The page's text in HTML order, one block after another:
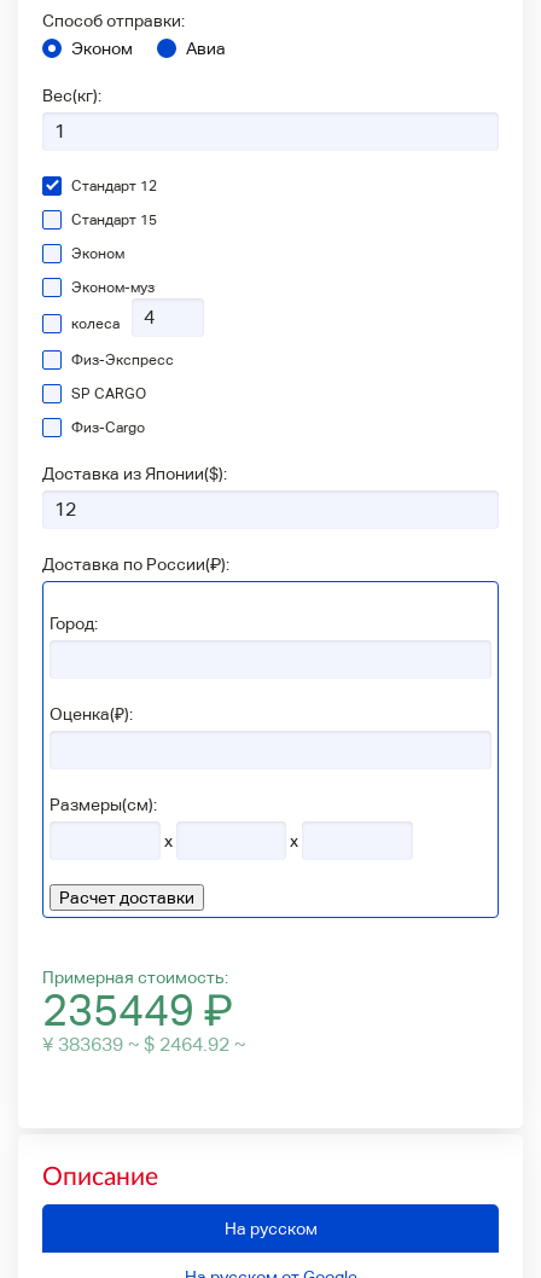
Способ отправки:
Эконом
Авиа
Вес(кг):
Стандарт 12
Стандарт 15
Эконом
Эконом-муз
колеса
Физ-Экспресс
SP CARGO
Физ-Сargo
Доставка из Японии($):
Доставка по России(₽):
Город:
Оценка(₽):
Размеры(см):
x
x
Расчет доставки
Примерная стоимость:
235449 ₽
¥ 383639 ~ $ 2464.92 ~
Описание
На русском